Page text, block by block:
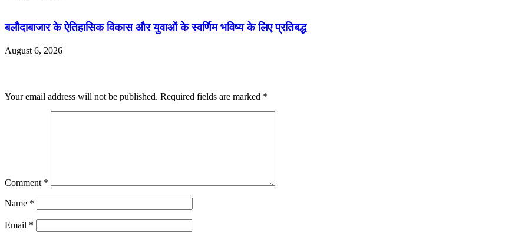
बलौदाबाजार के ऐतिहासिक विकास और युवाओं के स्वर्णिम भविष्य के लिए प्रतिबद्ध
August 6, 2026
Your email address will not be published. Required fields are marked *
Comment *
Name *
Email *